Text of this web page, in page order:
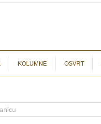
KOLUMNE OSVRT